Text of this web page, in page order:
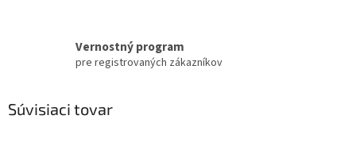
Vernostný program
pre registrovaných zákazníkov
Súvisiaci tovar